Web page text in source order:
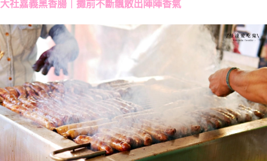
大社嘉義黑香腸｜攤前不斷飄散出陣陣香氣